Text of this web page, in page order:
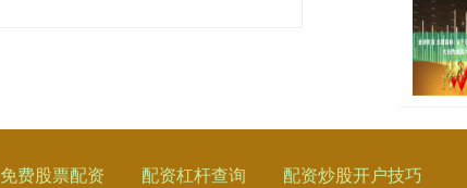
免费股票配资 配资杠杆查询 配资炒股开户技巧